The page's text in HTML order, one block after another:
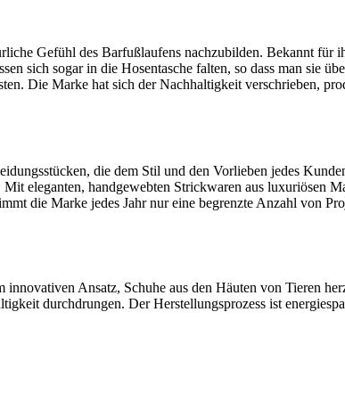
Gefühl des Barfußlaufens nachzubilden. Bekannt für
sich sogar in die Hosentasche falten, so dass man sie
Die Marke hat sich der Nachhaltigkeit verschrieben,
die dem Stil und den Vorlieben jedes
eleganten, handgewebten Strickwaren aus luxuriösen
die Marke jedes Jahr nur eine begrenzte Anzahl von
Ansatz, Schuhe aus den Häuten von Tieren
durchdrungen. Der Herstellungsprozess ist